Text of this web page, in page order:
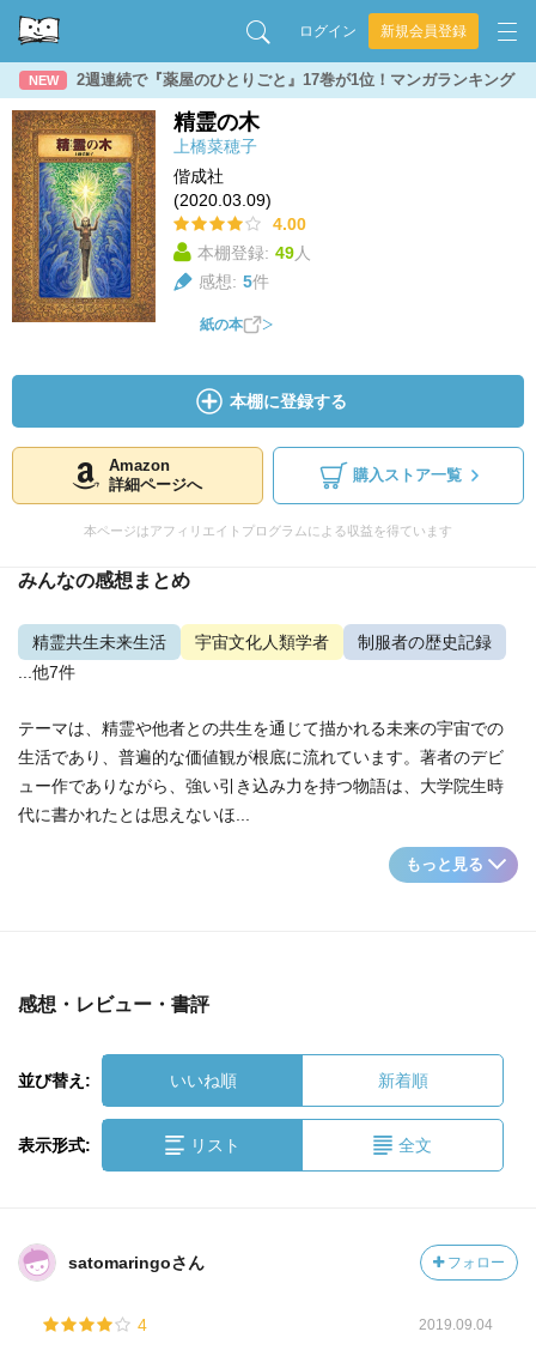
ログイン 新規会員登録
NEW 2週連続で『薬屋のひとりごと』17巻が1位！マンガランキング
精霊の木
上橋菜穂子
偕成社
(2020.03.09)
4.00
本棚登録: 49人
感想: 5件
紙の本
本棚に登録する
Amazon
詳細ページへ
購入ストア一覧
本ページはアフィリエイトプログラムによる収益を得ています
みんなの感想まとめ
精霊共生未来生活 宇宙文化人類学者
制服者の歴史記録
...他7件
テーマは、精霊や他者との共生を通じて描かれる未来の宇宙での
生活であり、普遍的な価値観が根底に流れています。著者のデビ
ュー作でありながら、強い引き込み力を持つ物語は、大学院生時
代に書かれたとは思えないほ...
もっと見る
感想・レビュー・書評
並び替え: いいね順 新着順
表示形式: リスト 全文
satomaringoさん フォロー
4 2019.09.04